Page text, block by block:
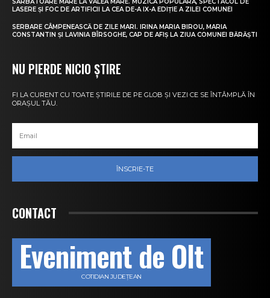
LASERE ȘI FOC DE ARTIFICII LA CEA DE-A IX-A EDIȚIE A ZILEI COMUNEI
SERBARE CÂMPENEASCĂ DE ZILE MARI. IRINA MARIA BIROU, MARIA
CONSTANTIN ȘI LAVINIA BÎRSOGHE, CAP DE AFIȘ LA ZIUA COMUNEI BĂRĂȘTI
NU PIERDE NICIO ȘTIRE
FI LA CURENT CU TOATE ȘTIRILE DE PE GLOB ȘI VEZI CE SE ÎNTÂMPLĂ ÎN
ORAȘUL TĂU.
ÎNSCRIE-TE
CONTACT
Eveniment de Olt
COTIDIAN JUDEȚEAN